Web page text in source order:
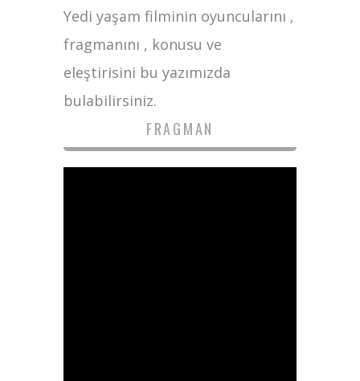
Yedi yaşam filminin oyuncularını ,
fragmanını , konusu ve
eleştirisini bu yazımızda
bulabilirsiniz.
FRAGMAN